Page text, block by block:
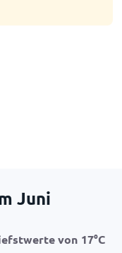
Juni
von 17°C